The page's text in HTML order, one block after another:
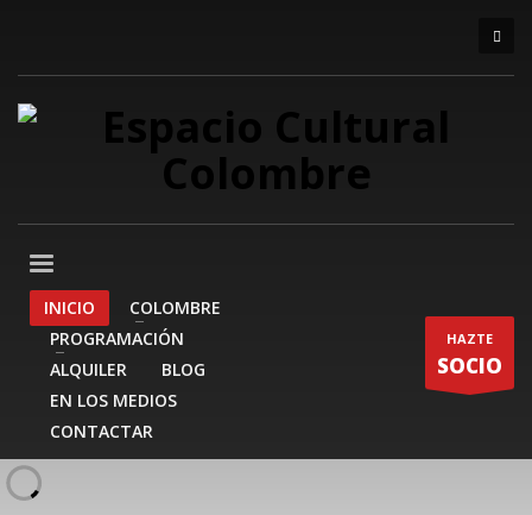
INICIO
COLOMBRE
PROGRAMACIÓN
ALQUILER
BLOG
EN LOS MEDIOS
CONTACTAR
HAZTE
SOCIO